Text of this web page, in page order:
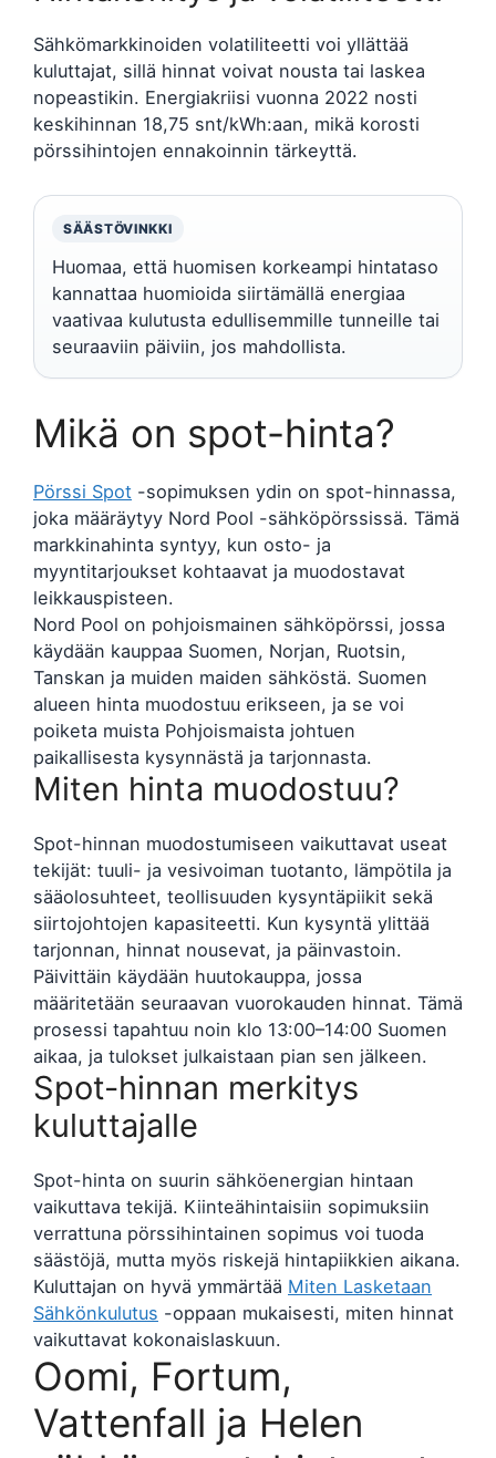
Sähkömarkkinoiden volatiliteetti voi yllättää
kuluttajat, sillä hinnat voivat nousta tai laskea
nopeastikin. Energiakriisi vuonna 2022 nosti
keskihinnan 18,75 snt/kWh:aan, mikä korosti
pörssihintojen ennakoinnin tärkeyttä.
SÄÄSTÖVINKKI
Huomaa, että huomisen korkeampi hintataso
kannattaa huomioida siirtämällä energiaa
vaativaa kulutusta edullisemmille tunneille tai
seuraaviin päiviin, jos mahdollista.
Mikä on spot-hinta?
Pörssi Spot -sopimuksen ydin on spot-hinnassa,
joka määräytyy Nord Pool -sähköpörssissä. Tämä
markkinahinta syntyy, kun osto- ja
myyntitarjoukset kohtaavat ja muodostavat
leikkauspisteen.
Nord Pool on pohjoismainen sähköpörssi, jossa
käydään kauppaa Suomen, Norjan, Ruotsin,
Tanskan ja muiden maiden sähköstä. Suomen
alueen hinta muodostuu erikseen, ja se voi
poiketa muista Pohjoismaista johtuen
paikallisesta kysynnästä ja tarjonnasta.
Miten hinta muodostuu?
Spot-hinnan muodostumiseen vaikuttavat useat
tekijät: tuuli- ja vesivoiman tuotanto, lämpötila ja
sääolosuhteet, teollisuuden kysyntäpiikit sekä
siirtojohtojen kapasiteetti. Kun kysyntä ylittää
tarjonnan, hinnat nousevat, ja päinvastoin.
Päivittäin käydään huutokauppa, jossa
määritetään seuraavan vuorokauden hinnat. Tämä
prosessi tapahtuu noin klo 13:00–14:00 Suomen
aikaa, ja tulokset julkaistaan pian sen jälkeen.
Spot-hinnan merkitys
kuluttajalle
Spot-hinta on suurin sähköenergian hintaan
vaikuttava tekijä. Kiinteähintaisiin sopimuksiin
verrattuna pörssihintainen sopimus voi tuoda
säästöjä, mutta myös riskejä hintapiikkien aikana.
Kuluttajan on hyvä ymmärtää Miten Lasketaan
Sähkönkulutus -oppaan mukaisesti, miten hinnat
vaikuttavat kokonaislaskuun.
Oomi, Fortum,
Vattenfall ja Helen